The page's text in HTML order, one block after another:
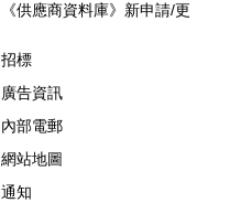
《供應商資料庫》新申請/更
招標
廣告資訊
內部電郵
網站地圖
通知